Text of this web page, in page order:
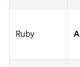
Ruby A